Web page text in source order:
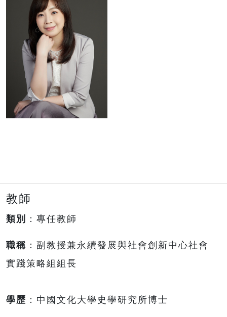
教師
類別 ：專任教師
職稱 ：副教授兼永續發展與社會創新中心社會
實踐策略組組長
學歷 ：中國文化大學史學研究所博士